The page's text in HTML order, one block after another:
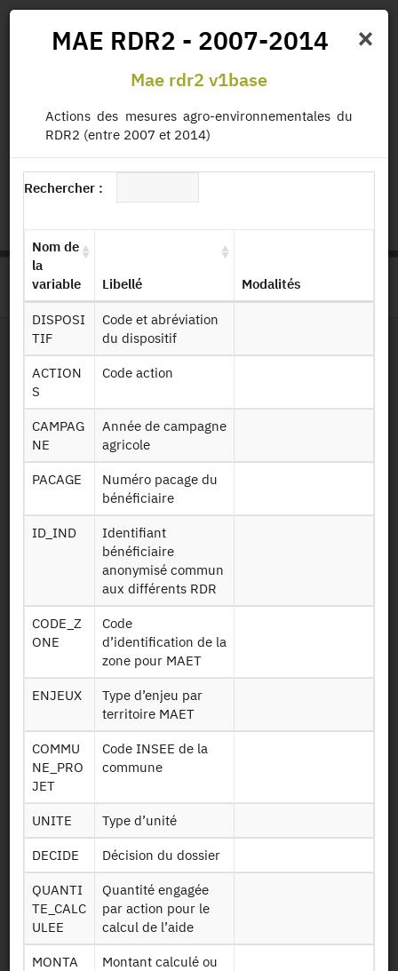
Missions
ACCUEIL > PAGE PRODUIT
Dessin de fichier
Retour à la source
MAE RDR2 : Données sur les
Mesures agro-environnementales
de 2007 à 2014 - 2007-2014
Autres produits : 2007-2014
Autorisation :Producteur
Mise à disposition :20/12/2017
Dessin de fichier
Actions des
×
MAE RDR2 - 2007-2014
Mae rdr2 v1base
Actions des mesures agro-environnementales du
RDR2 (entre 2007 et 2014)
Rechercher :
Nom de
la
variable
Libellé Modalités
DISPOSI
TIF
Code et abréviation
du dispositif
ACTION
S
Code action
CAMPAG
NE
Année de campagne
agricole
PACAGE
Numéro pacage du
bénéficiaire
ID_IND
Identifiant
bénéficiaire
anonymisé commun
aux différents RDR
CODE_Z
ONE
Code
d’identification de la
zone pour MAET
ENJEUX
Type d’enjeu par
territoire MAET
COMMU
NE_PRO
JET
Code INSEE de la
commune
UNITE Type d’unité
DECIDE Décision du dossier
QUANTI
TE_CALC
ULEE
Quantité engagée
par action pour le
calcul de l’aide
MONTA
Montant calculé ou